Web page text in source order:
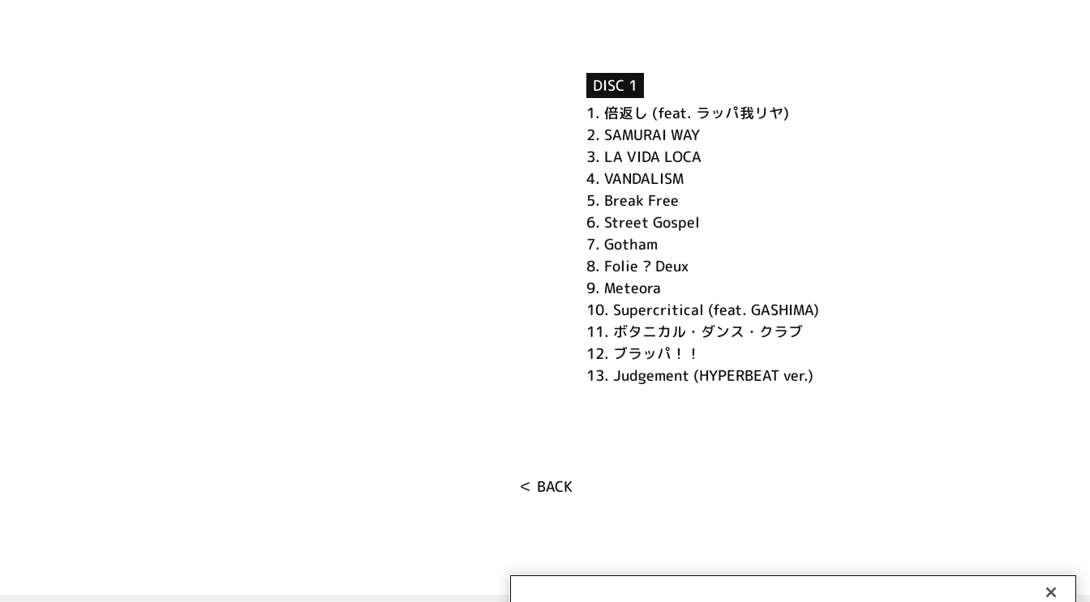
DISC 1
1. 倍返し (feat. ラッパ我リヤ)
2. SAMURAI WAY
3. LA VIDA LOCA
4. VANDALISM
5. Break Free
6. Street Gospel
7. Gotham
8. Folie ? Deux
9. Meteora
10. Supercritical (feat. GASHIMA)
11. ボタニカル・ダンス・クラブ
12. ブラッパ！！
13. Judgement (HYPERBEAT ver.)
＜ BACK